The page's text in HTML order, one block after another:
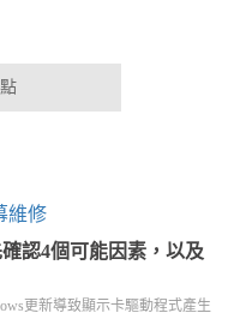
認4個可能因素，以及
更新導致顯示卡驅動程式產生